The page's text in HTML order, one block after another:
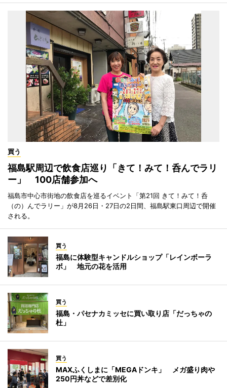
買う
福島駅周辺で飲食店巡り「きて！みて！呑んでラリ
ー」 100店舗参加へ
福島市中心市街地の飲食店を巡るイベント「第21回 きて！みて！呑
（の）んでラリー」が8月26日・27日の2日間、福島駅東口周辺で開催
される。
買う
福島に体験型キャンドルショップ「レインボーラ
ボ」 地元の花を活用
買う
福島・パセナカミッセに買い取り店「だっちゃの
杜」
買う
MAXふくしまに「MEGAドンキ」 メガ盛り肉や
250円丼などで差別化